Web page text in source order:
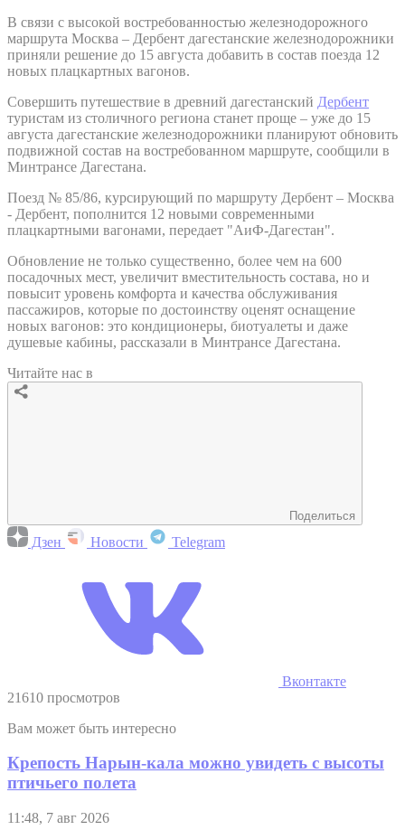
В связи с высокой востребованностью железнодорожного
маршрута Москва – Дербент дагестанские железнодорожники
приняли решение до 15 августа добавить в состав поезда 12
новых плацкартных вагонов.
Совершить путешествие в древний дагестанский Дербент
туристам из столичного региона станет проще – уже до 15
августа дагестанские железнодорожники планируют обновить
подвижной состав на востребованном маршруте, сообщили в
Минтрансе Дагестана.
Поезд № 85/86, курсирующий по маршруту Дербент – Москва
- Дербент, пополнится 12 новыми современными
плацкартными вагонами, передает "АиФ-Дагестан".
Обновление не только существенно, более чем на 600
посадочных мест, увеличит вместительность состава, но и
повысит уровень комфорта и качества обслуживания
пассажиров, которые по достоинству оценят оснащение
новых вагонов: это кондиционеры, биотуалеты и даже
душевые кабины, рассказали в Минтрансе Дагестана.
Читайте нас в
Поделиться
Дзен Новости Telegram
Вконтакте
21610 просмотров
Вам может быть интересно
Крепость Нарын-кала можно увидеть с высоты
птичьего полета
11:48, 7 авг 2026